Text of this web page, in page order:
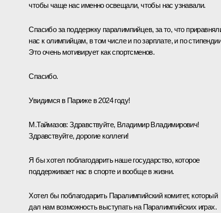
чтобы чаще нас именно освещали, чтобы нас узнавали.
Спасибо за поддержку паралимпийцев, за то, что
нас к олимпийцам, в том числе и по зарплате, и по
Это очень мотивирует как спортсменов.
Спасибо.
Увидимся в Париже в 2024 году!
М.Таймазов: Здравствуйте, Владимир Владимирович!
Здравствуйте, дорогие коллеги!
Я бы хотел поблагодарить наше государство, которое
поддерживает нас в спорте и вообще в жизни.
Хотел бы поблагодарить Паралимпийский комитет, который
дал нам возможность выступать на Паралимпийских играх.